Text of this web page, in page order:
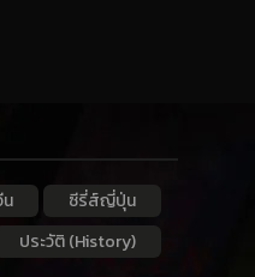
ซีรี่ส์ญี่ปุ่น
ประวัติ (History)